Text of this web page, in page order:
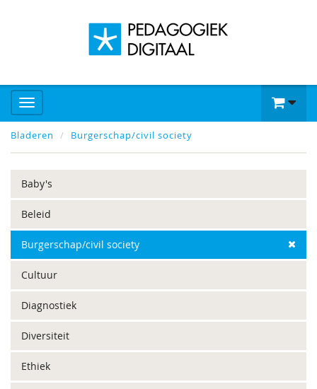
Bladeren Burgerschap/civil society
Baby's
Beleid
Burgerschap/civil society
Cultuur
Diagnostiek
Diversiteit
Ethiek